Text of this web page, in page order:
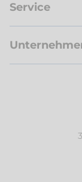
Service